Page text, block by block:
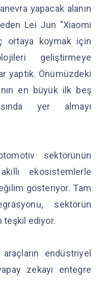
yapacak alanın
Lei Jun "Xiaomi
ortaya koymak için
geliştirmeye
yaptık. Önümüzdeki
en büyük ilk beş
yer almayı
sektörünün
ekosistemlerle
gösteriyor. Tam
sektörün
teşkil ediyor.
endüstriyel
zekayı entegre